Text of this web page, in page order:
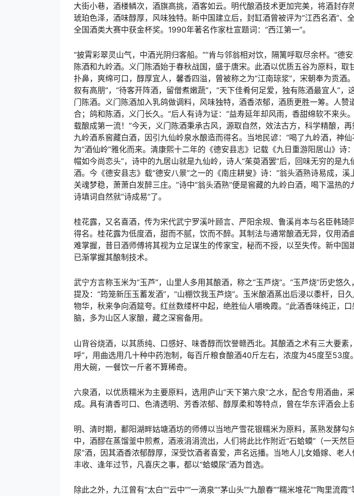
大街小巷，酒楼鳞次，酒旗高挑，酒客如云。明代酿酒技术更加完美，将酒封存
琥珀色泽，酒味醇厚，风味独特。新中国建立后，封缸酒曾被评为“江西名酒”、
全国酒类大赛中获金杯奖。1990年著名作家杜宣题词：“西江第一”。
“披霄彩翠灵山气，中酒光阴归客船。”“肯与邻翁相对饮，隔篱呼取尽余杯。”德
陈酒和九岭酒。义门陈酒始于春秋战国，盛于唐宋。此酒以优质五谷为原料，取
扑鼻，爽绵可口，醇厚宜人，馨香四溢，曾被称之为“江南琼浆”，宋朝奉为贡酒
叙有高朋”，“待客开阵酒，留僧煮嫩蔬”，“天下佳肴何足爱，独有陈酒最宜人”，
门陈酒。义门陈酒加入乳鸽做调料，风味独特，酒香浓郁，酒质更胜一筹。人赞
合；鸽和陈酒，义门长久。”后人有诗为证：“益寿延年却风雨，香甜绵软不来头
载酿成第一流！”今天，义门陈酒秉承古风，源取自然，效法古方，科学精酿，再
九岭酒系窖藏白酒，因引九仙岭泉水酿造而得名。当地民谚：“喝了九岭酒，神仙
为“酒仙岭”雅化而来。清康熙十二年的《德安县志》记载《九日重游阳居山》诗
帽如今尚恋头”，诗中的九居山就是九仙岭，诗人“茱萸酒罢”后，回味无穷的是
酒。今《德安县志》载“德安八景”之一的《南庄耕叟》诗：“翁头酒熟诗易成，
关魂梦稳，萧萧白发醉三庄。”诗中“翁头酒熟”便是窖藏的九岭白酒，喝下温热
诗填词自然就“诗成易”了。
桂花露，又名喜酒，传为宋代武宁罗溪叶顾言、严阳余规、鲁溪肖本与名臣韩琦
得名。桂花露为低度酒，甜而不腻，饮而不醉。其制法与通常酿酒无异，仅用酒
难掌握，昔日酒师傅将其视为立足谋生的传家宝，秘而不授，以至失传。新中国
已渐掌握其酿制技术。
武宁方言称玉米为“玉芦”，山里人多用其酿酒，称之“玉芦烧”。“玉芦烧”历史悠
提及：“筠笼新压玉蓄发酒”，“山棚饮我玉芦烧”。玉米酿酒蒸出后浸以黍杆，日
物华，秋来争向酒筵夸。红丝数缕杯中起，绝胜仙人嚼晚霞。”此酒香味纯正，
脑，多为山区人家酿，藏之深窖备用。
山背谷烧酒，以其质纯、口感好、味香醇而饮誉赣西北。其酿酒之术有三大要素
呼”，用曲选用几十种中药泡制，每百斤粮食酿酒40斤左右，浓度为45度至53度
用大碗，一餐饮一斤者不算稀奇。
六泉酒，以优质糯米为主要原料，选用庐山“天下第六泉”之水，配合专用酒曲，
成。具有清香可口、色清透明、芳香浓郁、醇厚柔和等特点，曾在华东评酒会上
明、清时期，鄱阳湖畔姑塘酒坊的师傅以当地产雪花银糯米为原料，蒸熟发酵勾
中，酒醪在蒸馏釜中煎煮，酒液涓涓流出，人们将此比作附近“石蛤蟆”（一天然
尿”酒，因其酒香浓郁醇厚，深受饮酒者喜爱，声名远播。当地人儿女婚嫁、老
丰收、逢年过节，凡喜庆之事，都以“蛤蟆尿”酒为首选。
除此之外，九江曾有“太白”“云中”“一滴泉”“茅山头”“九酿春”“糯米堆花”“陶里流霞